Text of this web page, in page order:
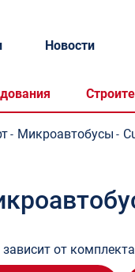
Новости
- Микроавтобусы -
от